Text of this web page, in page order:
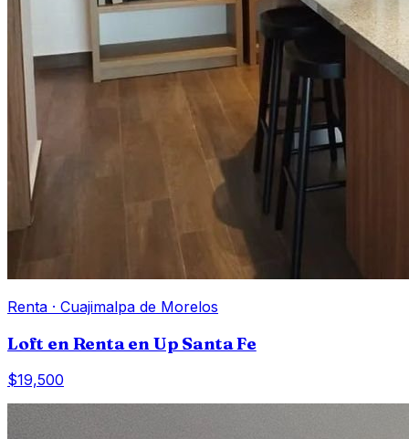
Renta · Cuajimalpa de Morelos
Loft en Renta en Up Santa Fe
$19,500